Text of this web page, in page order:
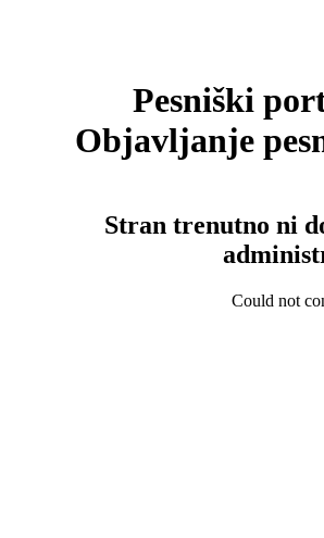
Pesniški
Objavljanje
Stran trenutno ni
Could not